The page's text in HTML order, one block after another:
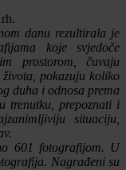
danu rezultirala je
koje svjedoče
prostorom, čuvaju
života, pokazuju koliko
duha i odnosa prema
trenutku, prepoznati i
situaciju,
601 fotografijom. U
Nagrađeni su